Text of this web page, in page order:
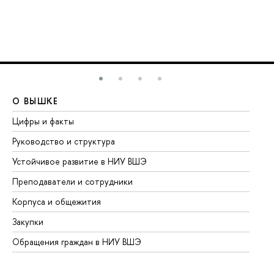
О ВЫШКЕ
Цифры и факты
Руководство и структура
Устойчивое развитие в НИУ ВШЭ
Преподаватели и сотрудники
Корпуса и общежития
Закупки
Обращения граждан в НИУ ВШЭ